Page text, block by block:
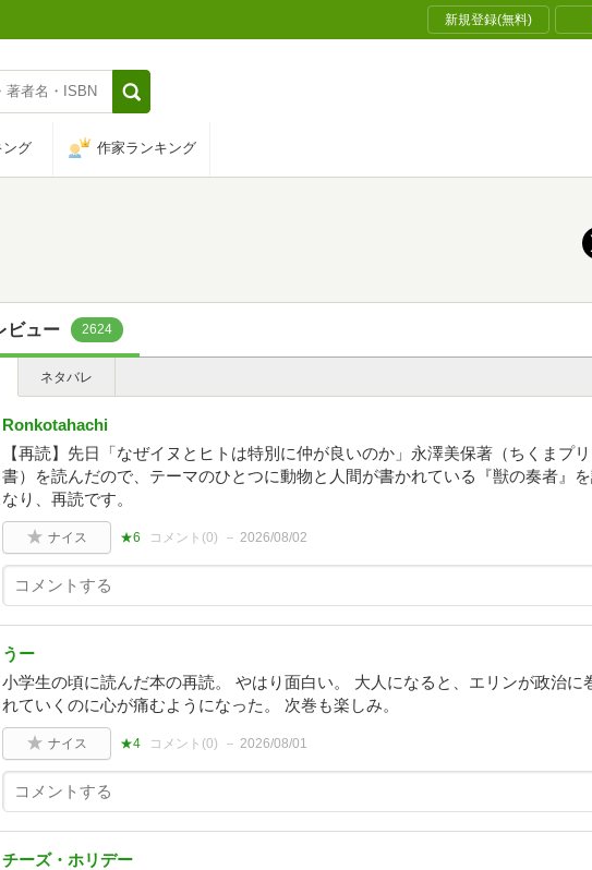
新規登録(無料)
ング 作家ランキング
ビュー 2624
ネタバレ
Ronkotahachi
【再読】先日「なぜイヌとヒトは特別に仲が良いのか」永澤美保著（ちくまプ
書）を読んだので、テーマのひとつに動物と人間が書かれている『獣の奏者』を
なり、再読です。
ナイス ★6 コメント(0) 2026/08/02
うー
小学生の頃に読んだ本の再読。 やはり面白い。 大人になると、エリンが政治に
れていくのに心が痛むようになった。 次巻も楽しみ。
ナイス ★4 コメント(0) 2026/08/01
チーズ・ホリデー